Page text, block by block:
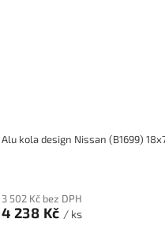
3 502 Kč bez DPH
4 238 Kč / ks